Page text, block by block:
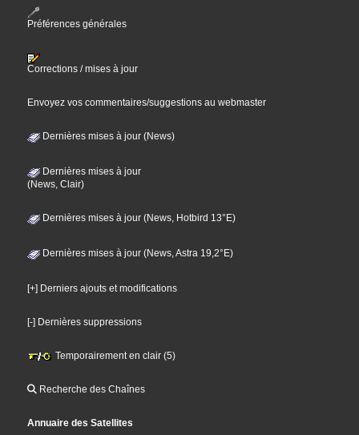
Préférences générales
Corrections / mises à jour
Envoyez vos commentaires/suggestions au webmaster
Dernières mises à jour (News)
Dernières mises à jour
(News, Clair)
Dernières mises à jour (News, Hotbird 13°E)
Dernières mises à jour (News, Astra 19,2°E)
[+] Derniers ajouts et modifications
[-] Dernières suppressions
Temporairement en clair (5)
Recherche des Chaînes
Annuaire des Satellites